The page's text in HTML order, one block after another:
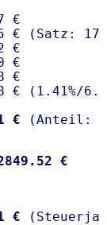
€
€ (Satz:
€
€
€
€ ( 1.41%/
€
€
€